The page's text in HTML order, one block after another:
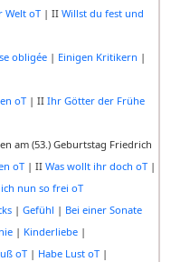
Welt oT| II Willst du fest und
obligée| Einigen Kritikern |
oT| II Ihr Götter der Frühe
am (53.) Geburtstag Friedrich
oT| II Was wollt ihr doch oT|
nun so frei oT
| Gefühl | Bei einer Sonate
| Kinderliebe|
oT| Habe Lust oT|